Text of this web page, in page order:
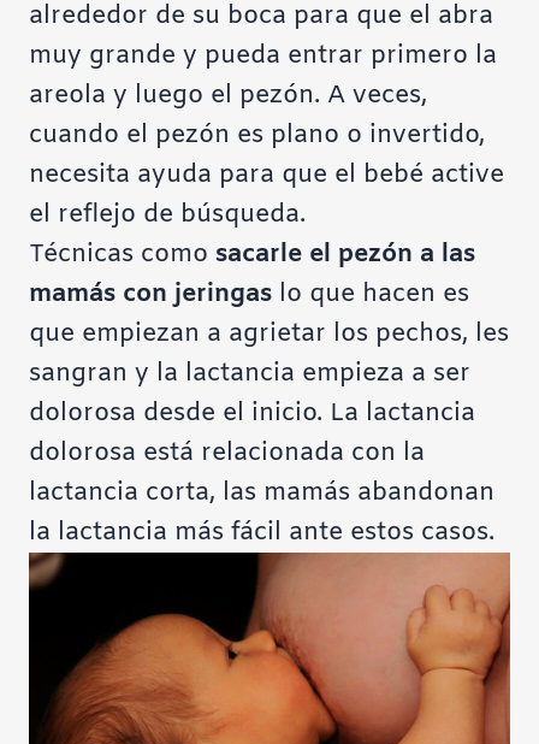
alrededor de su boca para que el abra
muy grande y pueda entrar primero la
areola y luego el pezón. A veces,
cuando el pezón es plano o invertido,
necesita ayuda para que el bebé active
el reflejo de búsqueda.
Técnicas como sacarle el pezón a las
mamás con jeringas lo que hacen es
que empiezan a agrietar los pechos, les
sangran y la lactancia empieza a ser
dolorosa desde el inicio. La lactancia
dolorosa está relacionada con la
lactancia corta, las mamás abandonan
la lactancia más fácil ante estos casos.